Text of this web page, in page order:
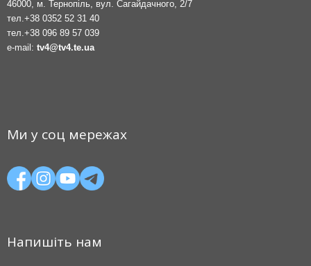
46000, м. Тернопіль, вул. Сагайдачного, 2/7
тел. +38 0352 52 31 40
тел. +38 096 89 57 039
e-mail: tv4@tv4.te.ua
Ми у соц мережах
Напишіть нам